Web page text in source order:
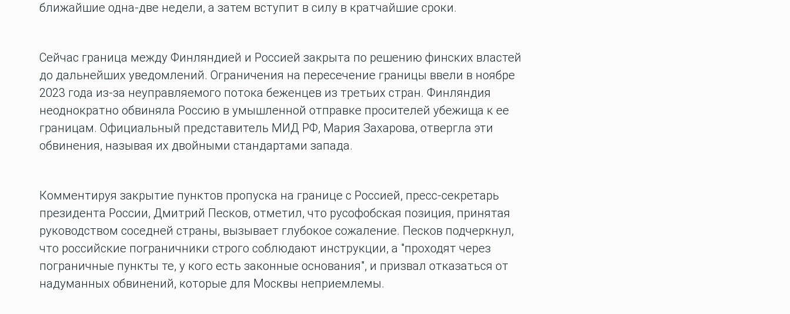
ближайшие одна-две недели, а затем вступит в силу в кратчайшие сроки.
Сейчас граница между Финляндией и Россией закрыта по решению финских властей
до дальнейших уведомлений. Ограничения на пересечение границы ввели в ноябре
2023 года из-за неуправляемого потока беженцев из третьих стран. Финляндия
неоднократно обвиняла Россию в умышленной отправке просителей убежища к ее
границам. Официальный представитель МИД РФ, Мария Захарова, отвергла эти
обвинения, называя их двойными стандартами запада.
Комментируя закрытие пунктов пропуска на границе с Россией, пресс-секретарь
президента России, Дмитрий Песков, отметил, что русофобская позиция, принятая
руководством соседней страны, вызывает глубокое сожаление. Песков подчеркнул,
что российские пограничники строго соблюдают инструкции, а "проходят через
пограничные пункты те, у кого есть законные основания", и призвал отказаться от
надуманных обвинений, которые для Москвы неприемлемы.